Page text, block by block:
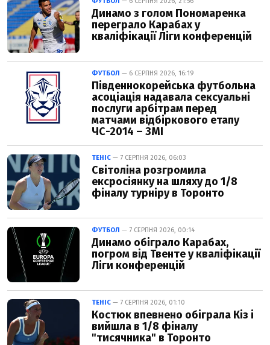
Динамо з голом Пономаренка
переграло Карабах у
кваліфікації Ліги конференцій
ФУТБОЛ — 6 СЕРПНЯ 2026, 16:19
Південнокорейська футбольна
асоціація надавала сексуальні
послуги арбітрам перед
матчами відбіркового етапу
ЧС-2014 – ЗМІ
ТЕНІС — 7 СЕРПНЯ 2026, 06:03
Світоліна розгромила
ексросіянку на шляху до 1/8
фіналу турніру в Торонто
ФУТБОЛ — 7 СЕРПНЯ 2026, 00:14
Динамо обіграло Карабах,
погром від Твенте у кваліфікації
Ліги конференцій
ТЕНІС — 7 СЕРПНЯ 2026, 01:10
Костюк впевнено обіграла Кіз і
вийшла в 1/8 фіналу
"тисячника" в Торонто